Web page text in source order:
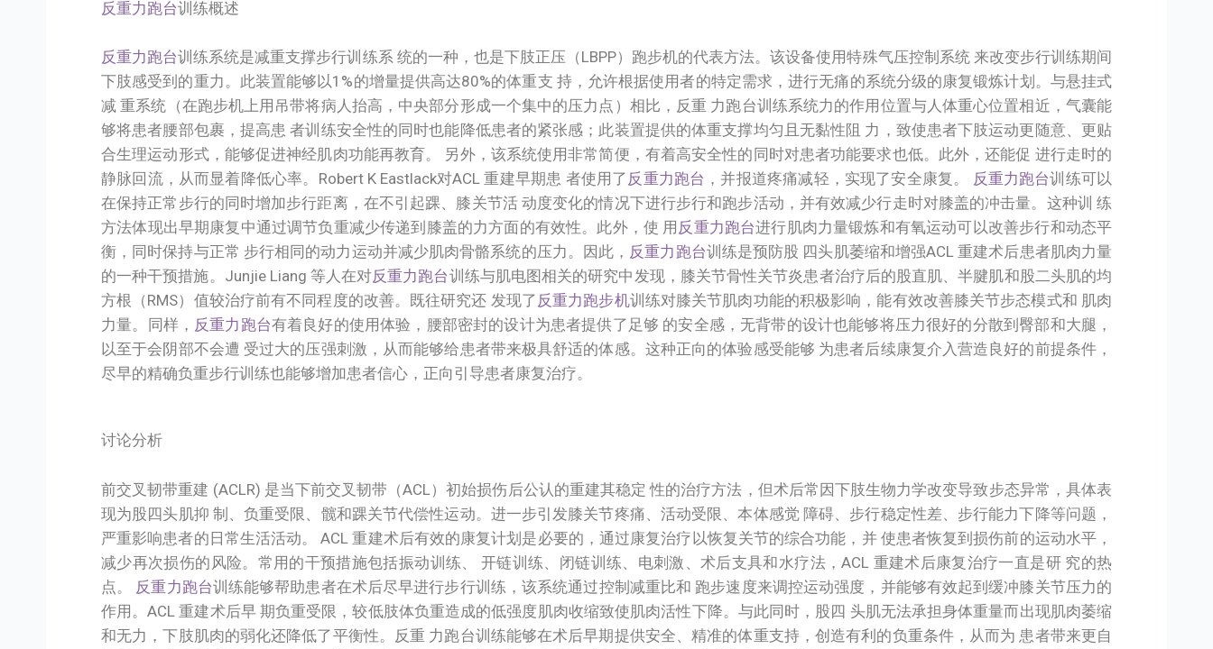
反重力跑台训练概述
反重力跑台训练系统是减重支撑步行训练系 统的一种，也是下肢正压（LBPP）跑步机的代表方法。该设备使用特殊气压控制系统 来改变步行训练期间
下肢感受到的重力。此装置能够以1%的增量提供高达80%的体重支 持，允许根据使用者的特定需求，进行无痛的系统分级的康复锻炼计划。与悬挂式
减 重系统（在跑步机上用吊带将病人抬高，中央部分形成一个集中的压力点）相比，反重 力跑台训练系统力的作用位置与人体重心位置相近，气囊能
够将患者腰部包裹，提高患 者训练安全性的同时也能降低患者的紧张感；此装置提供的体重支撑均匀且无黏性阻 力，致使患者下肢运动更随意、更贴
合生理运动形式，能够促进神经肌肉功能再教育。 另外，该系统使用非常简便，有着高安全性的同时对患者功能要求也低。此外，还能促 进行走时的
静脉回流，从而显着降低心率。Robert K Eastlack对ACL 重建早期患 者使用了 反重力跑台 ，并报道疼痛减轻，实现了安全康复。 反重力跑台训练可以
在保持正常步行的同时增加步行距离，在不引起踝、膝关节活 动度变化的情况下进行步行和跑步活动，并有效减少行走时对膝盖的冲击量。这种训 练
方法体现出早期康复中通过调节负重减少传递到膝盖的力方面的有效性。此外，使 用 反重力跑台进行肌肉力量锻炼和有氧运动可以改善步行和动态平
衡，同时保持与正常 步行相同的动力运动并减少肌肉骨骼系统的压力。因此， 反重力跑台训练是预防股 四头肌萎缩和增强ACL 重建术后患者肌肉力量
的一种干预措施。Junjie Liang 等人在对反重力跑台训练与肌电图相关的研究中发现，膝关节骨性关节炎患者治疗后的股直肌、半腱肌和股二头肌的均
方根（RMS）值较治疗前有不同程度的改善。既往研究还 发现了 反重力跑步机训练对膝关节肌肉功能的积极影响，能有效改善膝关节步态模式和 肌肉
力量。同样， 反重力跑台有着良好的使用体验，腰部密封的设计为患者提供了足够 的安全感，无背带的设计也能够将压力很好的分散到臀部和大腿，
以至于会阴部不会遭 受过大的压强刺激，从而能够给患者带来极具舒适的体感。这种正向的体验感受能够 为患者后续康复介入营造良好的前提条件，
尽早的精确负重步行训练也能够增加患者信心，正向引导患者康复治疗。
讨论分析
前交叉韧带重建 (ACLR) 是当下前交叉韧带（ACL）初始损伤后公认的重建其稳定 性的治疗方法，但术后常因下肢生物力学改变导致步态异常，具体表
现为股四头肌抑 制、负重受限、髋和踝关节代偿性运动。进一步引发膝关节疼痛、活动受限、本体感觉 障碍、步行稳定性差、步行能力下降等问题，
严重影响患者的日常生活活动。 ACL 重建术后有效的康复计划是必要的，通过康复治疗以恢复关节的综合功能，并 使患者恢复到损伤前的运动水平，
减少再次损伤的风险。常用的干预措施包括振动训练、 开链训练、闭链训练、电刺激、术后支具和水疗法，ACL 重建术后康复治疗一直是研 究的热
点。 反重力跑台训练能够帮助患者在术后尽早进行步行训练，该系统通过控制减重比和 跑步速度来调控运动强度，并能够有效起到缓冲膝关节压力的
作用。ACL 重建术后早 期负重受限，较低肢体负重造成的低强度肌肉收缩致使肌肉活性下降。与此同时，股四 头肌无法承担身体重量而出现肌肉萎缩
和无力，下肢肌肉的弱化还降低了平衡性。反重 力跑台训练能够在术后早期提供安全、精准的体重支持，创造有利的负重条件，从而为 患者带来更自